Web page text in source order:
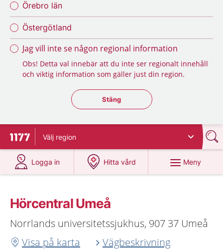
Örebro län
Östergötland
Jag vill inte se någon regional information
Obs! Detta val innebär att du inte ser regionalt innehåll
och viktig information som gäller just din region.
Stäng regionsväljaren
Stäng
Till startsidan för 1177
Välj region
Logga in
på 1177.se
Hitta vård
på 1177.se
Meny
Hörcentral Umeå
Norrlands universitetssjukhus, 907 37 Umeå
Visa på karta
Vägbeskrivning